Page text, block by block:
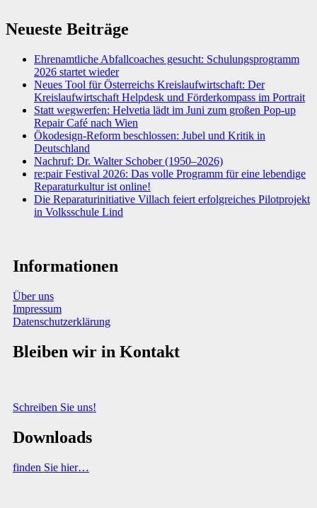
Neueste Beiträge
Ehrenamtliche Abfallcoaches gesucht: Schulungsprogramm
2026 startet wieder
Neues Tool für Österreichs Kreislaufwirtschaft: Der
Kreislaufwirtschaft Helpdesk und Förderkompass im Portrait
Statt wegwerfen: Helvetia lädt im Juni zum großen Pop-up
Repair Café nach Wien
Ökodesign-Reform beschlossen: Jubel und Kritik in
Deutschland
Nachruf: Dr. Walter Schober (1950–2026)
re:pair Festival 2026: Das volle Programm für eine lebendige
Reparaturkultur ist online!
Die Reparaturinitiative Villach feiert erfolgreiches Pilotprojekt
in Volksschule Lind
Informationen
Über uns
Impressum
Datenschutzerklärung
Bleiben wir in Kontakt
Schreiben Sie uns!
Downloads
finden Sie hier…